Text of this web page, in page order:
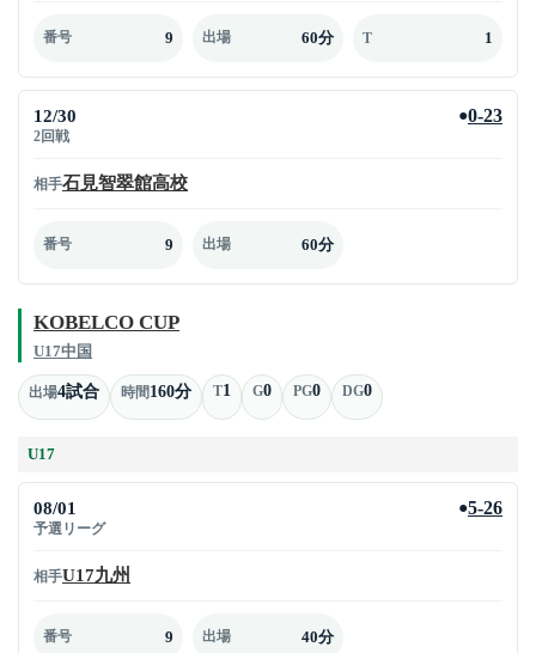
番号 9 出場 60分 T 1
12/30
2回戦
●0-23
相手石見智翠館高校
番号 9 出場 60分
KOBELCO CUP
U17中国
出場4試合 時間160分 T1 G0 PG0 DG0
U17
08/01
予選リーグ
●5-26
相手U17九州
番号 9 出場 40分